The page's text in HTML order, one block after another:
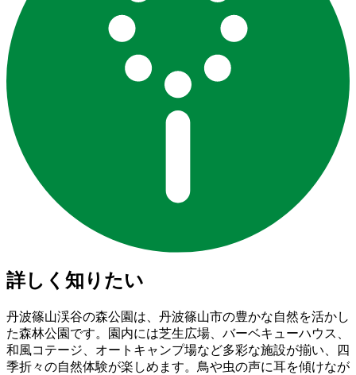
詳しく知りたい
丹波篠山渓谷の森公園は、丹波篠山市の豊かな自然を活かし
た森林公園です。園内には芝生広場、バーベキューハウス、
和風コテージ、オートキャンプ場など多彩な施設が揃い、四
季折々の自然体験が楽しめます。鳥や虫の声に耳を傾けなが